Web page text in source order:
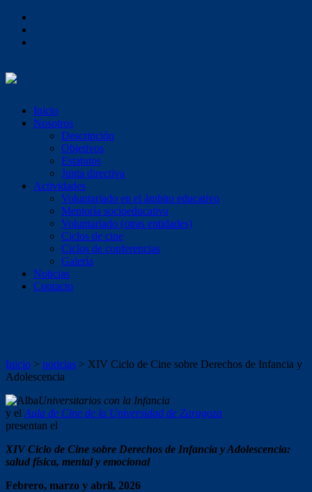
Inicio
Nosotros
Descripción
Objetivos
Estatutos
Junta directiva
Actividades
Voluntariado en el ámbito educativo
Mentoría socioeducativa
Voluntariado (otras entidades)
Ciclos de cine
Ciclos de conferencias
Galería
Noticias
Contacto
Inicio > noticias > XIV Ciclo de Cine sobre Derechos de Infancia y
Adolescencia
Universitarios con la Infancia
y el Aula de Cine de la Universidad de Zaragoza
presentan el
XIV Ciclo de Cine sobre Derechos de Infancia y Adolescencia:
salud física, mental y emocional
Febrero, marzo y abril, 2026